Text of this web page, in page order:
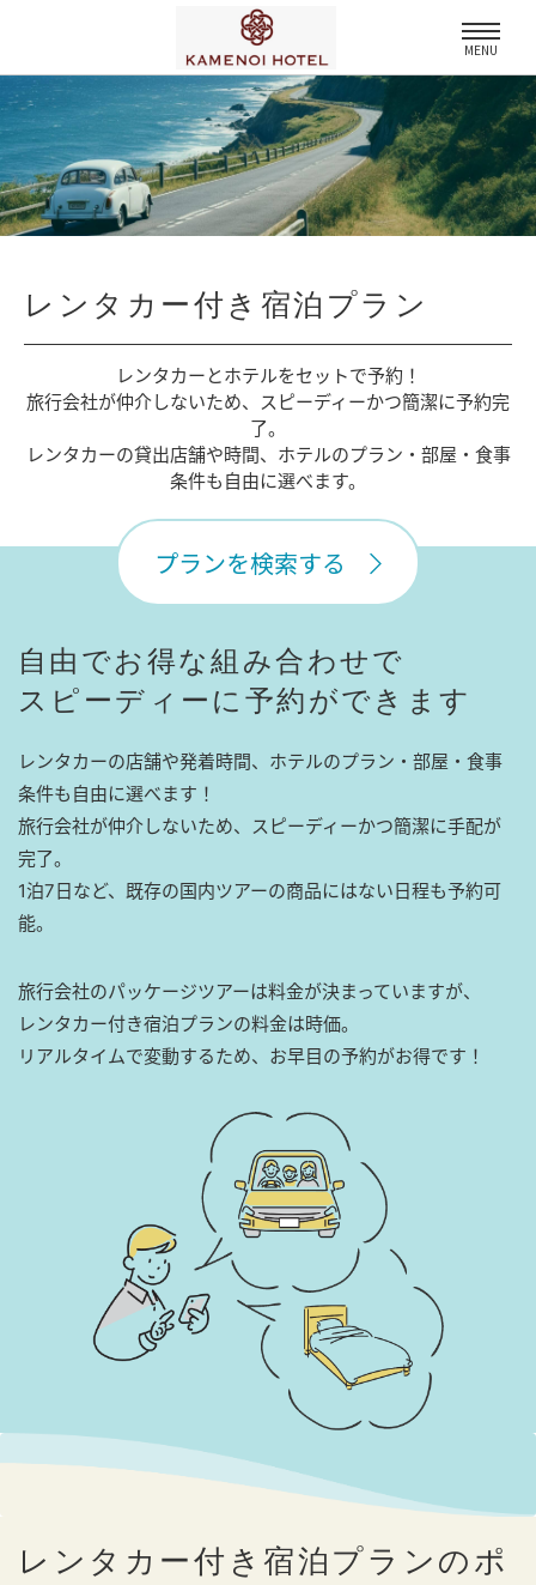
MENU
レンタカー付き宿泊プラン
レンタカーとホテルをセットで予約！
旅行会社が仲介しないため、
スピーディーかつ簡潔に予約完
了。
レンタカーの貸出店舗や時間、 ホテルのプラン・部屋・食事
条件も自由に選べます。
プランを検索する
自由でお得な組み合わせで
スピーディーに予約ができます
レンタカーの店舗や発着時間、ホテルのプラン・部屋・食事
条件も自由に選べます！
旅行会社が仲介しないため、スピーディーかつ簡潔に手配が
完了。
1泊7日など、既存の国内ツアーの商品にはない日程も予約可
能。
旅行会社のパッケージツアーは料金が決まっていますが、
レンタカー付き宿泊プランの料金は時価。
リアルタイムで変動するため、お早目の予約がお得です！
レンタカー付き宿泊プランのポ